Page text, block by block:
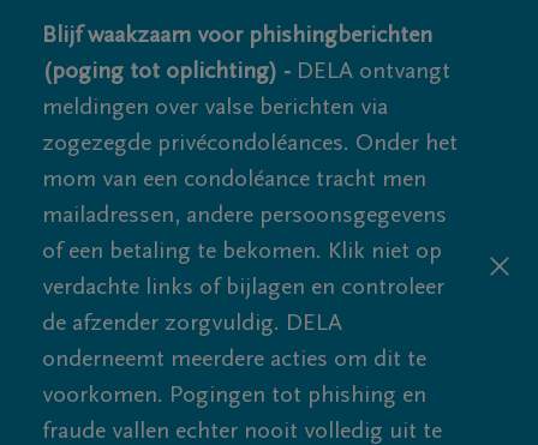
Blijf waakzaam voor phishingberichten
(poging tot oplichting) - DELA ontvangt
meldingen over valse berichten via
zogezegde privécondoléances. Onder het
mom van een condoléance tracht men
mailadressen, andere persoonsgegevens
of een betaling te bekomen. Klik niet op
verdachte links of bijlagen en controleer
de afzender zorgvuldig. DELA
onderneemt meerdere acties om dit te
voorkomen. Pogingen tot phishing en
fraude vallen echter nooit volledig uit te